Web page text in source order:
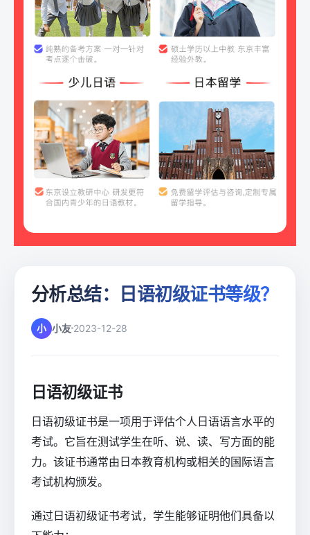
分析总结：日语初级证书等级？
小 小友 2023-12-28
日语初级证书
日语初级证书是一项用于评估个人日语语言水平的
考试。它旨在测试学生在听、说、读、写方面的能
力。该证书通常由日本教育机构或相关的国际语言
考试机构颁发。
通过日语初级证书考试，学生能够证明他们具备以